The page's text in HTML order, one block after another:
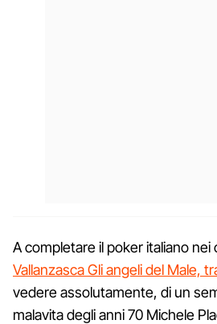
A completare il poker italiano nei
Vallanzasca Gli angeli del Male,
vedere assolutamente, di un
malavita degli anni 70 Michele